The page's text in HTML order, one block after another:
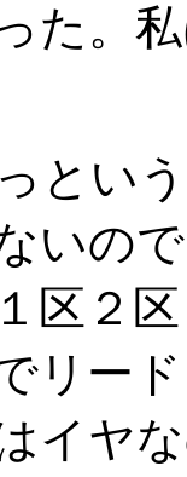
た。
とい
いの
区２
リー
イヤ